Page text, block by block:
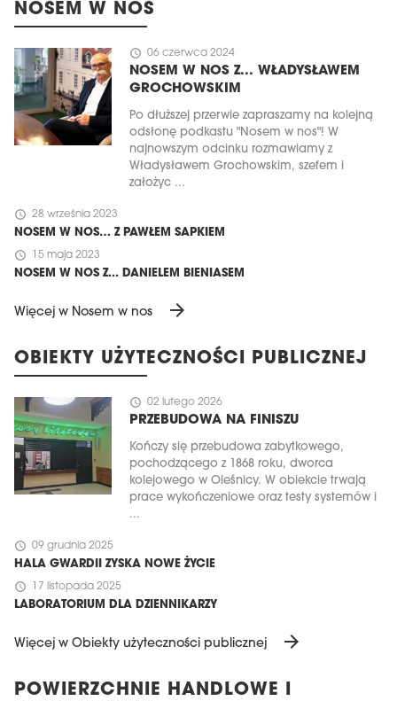
NOSEM W NOS
schedule 06 czerwca 2024
NOSEM W NOS Z... WŁADYSŁAWEM
GROCHOWSKIM
Po dłuższej przerwie zapraszamy na kolejną
odsłonę podkastu "Nosem w nos"! W
najnowszym odcinku rozmawiamy z
Władysławem Grochowskim, szefem i
założyc ...
schedule 28 września 2023
NOSEM W NOS… Z PAWŁEM SAPKIEM
schedule 15 maja 2023
NOSEM W NOS Z... DANIELEM BIENIASEM
Więcej w Nosem w nos arrow_forward
OBIEKTY UŻYTECZNOŚCI PUBLICZNEJ
schedule 02 lutego 2026
PRZEBUDOWA NA FINISZU
Kończy się przebudowa zabytkowego,
pochodzącego z 1868 roku, dworca
kolejowego w Oleśnicy. W obiekcie trwają
prace wykończeniowe oraz testy systemów i
...
schedule 09 grudnia 2025
HALA GWARDII ZYSKA NOWE ŻYCIE
schedule 17 listopada 2025
LABORATORIUM DLA DZIENNIKARZY
Więcej w Obiekty użyteczności publicznej arrow_forward
POWIERZCHNIE HANDLOWE I